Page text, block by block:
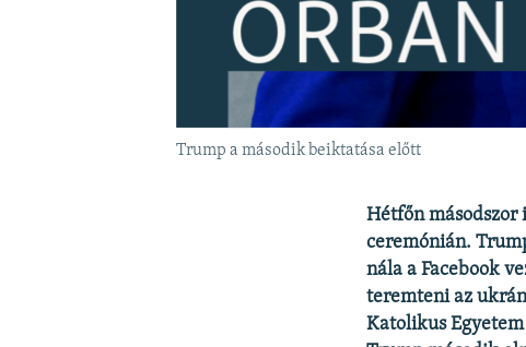
Trump a második beiktatása előtt
Hétfőn
ceremónián.
nála a Facebook
teremteni az
Katolikus